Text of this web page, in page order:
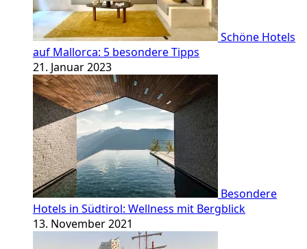
Schöne Hotels
auf Mallorca: 5 besondere Tipps
21. Januar 2023
Besondere
Hotels in Südtirol: Wellness mit Bergblick
13. November 2021